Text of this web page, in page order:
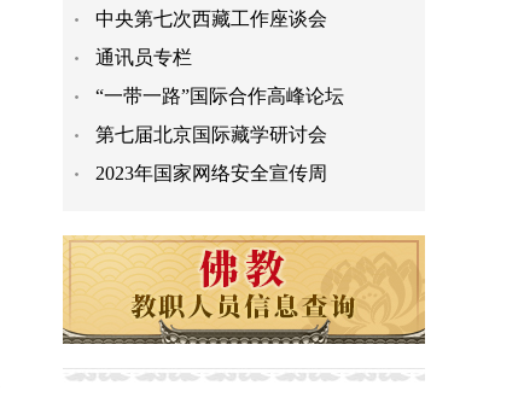
中央第七次西藏工作座谈会
通讯员专栏
“一带一路”国际合作高峰论坛
第七届北京国际藏学研讨会
2023年国家网络安全宣传周